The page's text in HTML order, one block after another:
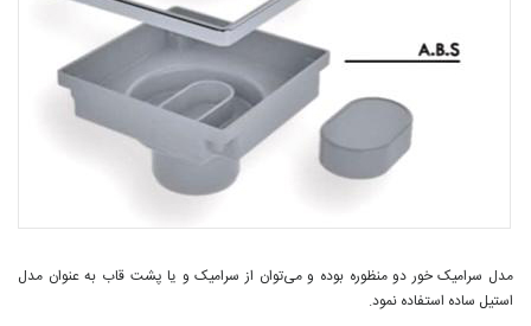
مدل سرامیک خور دو منظوره بوده و می‌توان از سرامیک و یا پشت قاب به عنوان مدل
استیل ساده استفاده نمود.